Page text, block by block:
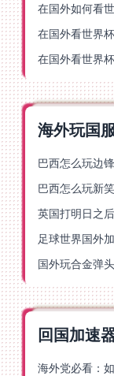
海外玩国
英国打明日之
回国加速